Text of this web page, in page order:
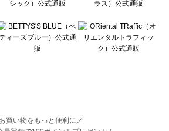
買い物をもっと便利に／